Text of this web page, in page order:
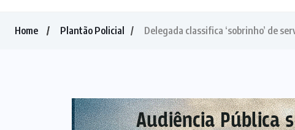
Home Plantão Policial Delegada classifica ‘sobrinho’ de